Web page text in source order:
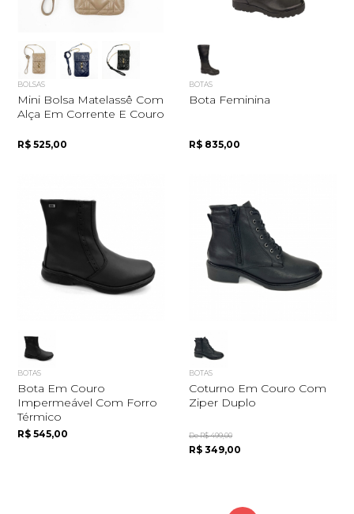
BOLSAS
Mini Bolsa Matelassê Com
Alça Em Corrente E Couro
R$ 525,00
BOTAS
Bota Feminina
R$ 835,00
BOTAS
Bota Em Couro
Impermeável Com Forro
Térmico
R$ 545,00
BOTAS
Coturno Em Couro Com
Ziper Duplo
De R$ 499,00
R$ 349,00